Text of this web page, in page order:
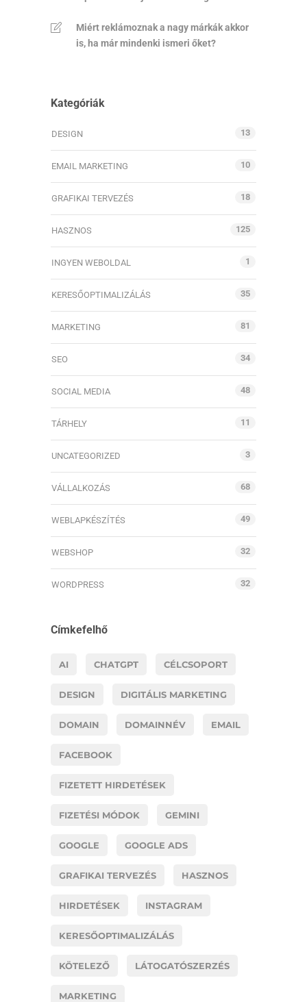
Miért reklámoznak a nagy márkák akkor
is, ha már mindenki ismeri őket?
Kategóriák
DESIGN 13
EMAIL MARKETING 10
GRAFIKAI TERVEZÉS 18
HASZNOS 125
INGYEN WEBOLDAL 1
KERESŐOPTIMALIZÁLÁS 35
MARKETING 81
SEO 34
SOCIAL MEDIA 48
TÁRHELY 11
UNCATEGORIZED 3
VÁLLALKOZÁS 68
WEBLAPKÉSZÍTÉS 49
WEBSHOP 32
WORDPRESS 32
Címkefelhő
AI CHATGPT CÉLCSOPORT
DESIGN DIGITÁLIS MARKETING
DOMAIN DOMAINNÉV EMAIL
FACEBOOK
FIZETETT HIRDETÉSEK
FIZETÉSI MÓDOK GEMINI
GOOGLE GOOGLE ADS
GRAFIKAI TERVEZÉS HASZNOS
HIRDETÉSEK INSTAGRAM
KERESŐOPTIMALIZÁLÁS
KÖTELEZŐ LÁTOGATÓSZERZÉS
MARKETING